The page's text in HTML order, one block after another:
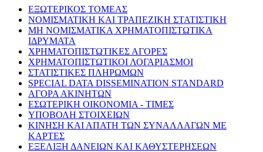
ΕΞΩΤΕΡΙΚΟΣ ΤΟΜΕΑΣ
ΝΟΜΙΣΜΑΤΙΚΗ ΚΑΙ ΤΡΑΠΕΖΙΚΗ ΣΤΑΤΙΣΤΙΚΗ
ΜΗ ΝΟΜΙΣΜΑΤΙΚΑ ΧΡΗΜΑΤΟΠΙΣΤΩΤΙΚΑ
ΙΔΡΥΜΑΤΑ
ΧΡΗΜΑΤΟΠΙΣΤΩΤΙΚΕΣ ΑΓΟΡΕΣ
ΧΡΗΜΑΤΟΠΙΣΤΩΤΙΚΟΙ ΛΟΓΑΡΙΑΣΜΟΙ
ΣΤΑΤΙΣΤΙΚΕΣ ΠΛΗΡΩΜΩΝ
SPECIAL DATA DISSEMINATION STANDARD
ΑΓΟΡΑ ΑΚΙΝΗΤΩΝ
ΕΣΩΤΕΡΙΚΗ ΟΙΚΟΝΟΜΙΑ - ΤΙΜΕΣ
ΥΠΟΒΟΛΗ ΣΤΟΙΧΕΙΩΝ
ΚΙΝΗΣΗ ΚΑΙ ΑΠΑΤΗ ΤΩΝ ΣΥΝΑΛΛΑΓΩΝ ΜΕ
ΚΑΡΤΕΣ
ΕΞΕΛΙΞΗ ΔΑΝΕΙΩΝ ΚΑΙ ΚΑΘΥΣΤΕΡΗΣΕΩΝ